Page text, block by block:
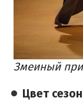
Змеиный
Цвет